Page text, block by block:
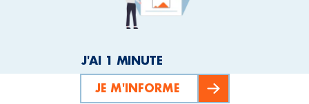
J'AI 1 MINUTE
JE M'INFORME